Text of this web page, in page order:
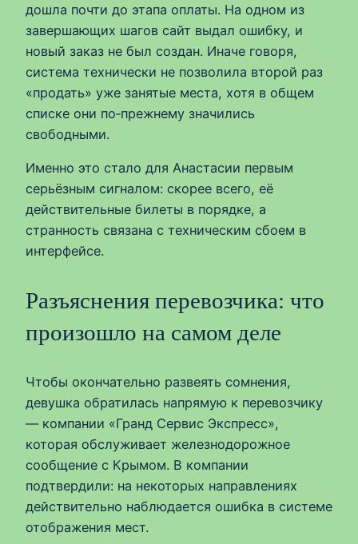
дошла почти до этапа оплаты. На одном из
завершающих шагов сайт выдал ошибку, и
новый заказ не был создан. Иначе говоря,
система технически не позволила второй раз
«продать» уже занятые места, хотя в общем
списке они по‑прежнему значились
свободными.
Именно это стало для Анастасии первым
серьёзным сигналом: скорее всего, её
действительные билеты в порядке, а
странность связана с техническим сбоем в
интерфейсе.
Разъяснения перевозчика: что
произошло на самом деле
Чтобы окончательно развеять сомнения,
девушка обратилась напрямую к перевозчику
— компании «Гранд Сервис Экспресс»,
которая обслуживает железнодорожное
сообщение с Крымом. В компании
подтвердили: на некоторых направлениях
действительно наблюдается ошибка в системе
отображения мест.